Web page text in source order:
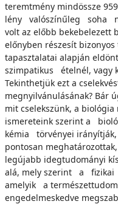
teremtmény mindössze
lény valószínűleg soha
volt az előbb bekebelezett
előnyben részesít
tapasztalatai alapján
szimpatikus ételnél, vagy
Tekinthetjük ezt a
megnyilvánulásának? Bár
mit cselekszünk, a
ismereteink szerint a
kémia törvényei
pontosan
legújabb idegtudományi
alá, mely szerint a
amelyik a
engedelmeskedve